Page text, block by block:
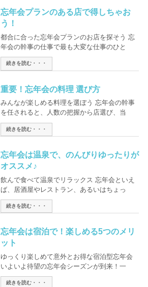
忘年会プランのある店で得しちゃお
う！
都合に合った忘年会プランのお店を探そう 忘
年会の幹事の仕事で最も大変な仕事のひと
続きを読む・・・
重要！忘年会の料理 選び方
みんなが楽しめる料理を選ぼう 忘年会の幹事
を任されると、人数の把握から店選び、当
続きを読む・・・
忘年会は温泉で、のんびりゆったりが
オススメ♪
飲んで食べて温泉でリラックス 忘年会といえ
ば、居酒屋やレストラン、あるいはちょっ
続きを読む・・・
忘年会は宿泊で！楽しめる5つのメリ
ット
ゆっくり楽しめて意外とお得な宿泊型忘年会
いよいよ待望の忘年会シーズンが到来！一
続きを読む・・・